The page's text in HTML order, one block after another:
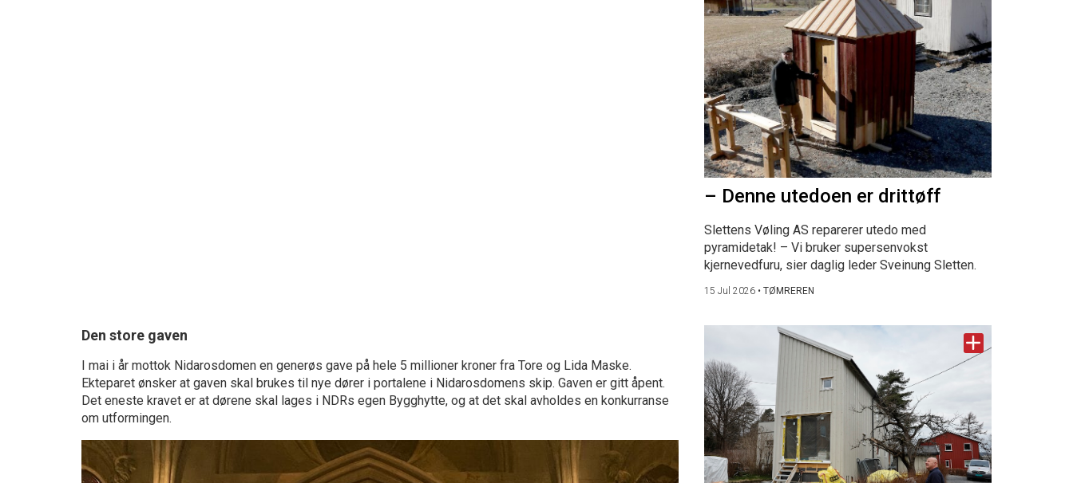
Den store gaven
I mai i år mottok Nidarosdomen en generøs gave på hele 5 millioner kroner fra Tore og Lida Maske.
Ekteparet ønsker at gaven skal brukes til nye dører i portalene i Nidarosdomens skip. Gaven er gitt åpent.
Det eneste kravet er at dørene skal lages i NDRs egen Bygghytte, og at det skal avholdes en konkurranse
om utformingen.
– Denne utedoen er drittøff
Slettens Vøling AS reparerer utedo med
pyramidetak! – Vi bruker supersenvokst
kjernevedfuru, sier daglig leder Sveinung Sletten.
15 Jul 2026 • TØMREREN